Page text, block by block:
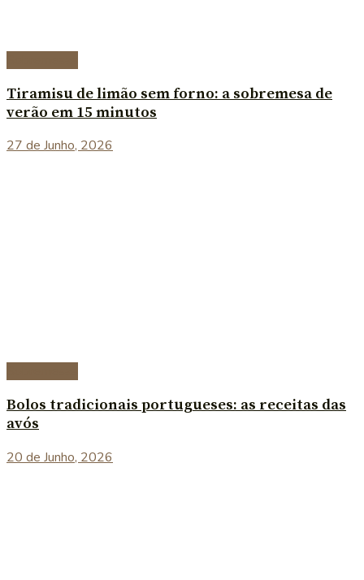
Tiramisu de limão sem forno: a sobremesa de
verão em 15 minutos
27 de Junho, 2026
Bolos tradicionais portugueses: as receitas das
avós
20 de Junho, 2026